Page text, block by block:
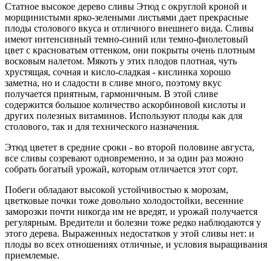
Статное высокое дерево сливы Этюд с округлой кроной и
морщинистыми ярко-зелеными листьями дает прекрасные
плоды столового вкуса и отличного внешнего вида. Сливы
имеют интенсивный темно-синий или темно-фиолетовый
цвет с красноватым оттенком, они покрыты очень плотным
восковым налетом. Мякоть у этих плодов плотная, чуть
хрустящая, сочная и кисло-сладкая - кислинка хорошо
заметна, но и сладости в сливе много, поэтому вкус
получается приятным, гармоничным. В этой сливе
содержится большое количество аскорбиновой кислоты и
других полезных витаминов. Используют плоды как для
столового, так и для технического назначения.
Этюд цветет в средние сроки - во второй половине августа,
все сливы созревают одновременно, и за один раз можно
собрать богатый урожай, которым отличается этот сорт.
Побеги обладают высокой устойчивостью к морозам,
цветковые почки тоже довольно холодостойки, весенние
заморозки почти никогда им не вредят, и урожай получается
регулярным. Вредители и болезни тоже редко наблюдаются у
этого дерева. Выраженных недостатков у этой сливы нет: и
плоды во всех отношениях отличные, и условия выращивания
приемлемые.